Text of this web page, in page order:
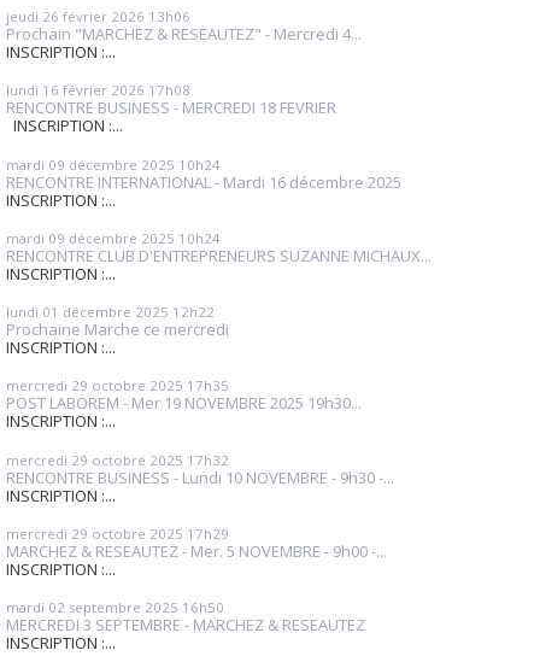
jeudi 26 février 2026 13h06
Prochain "MARCHEZ & RESEAUTEZ" - Mercredi 4...
INSCRIPTION :...
lundi 16 février 2026 17h08
RENCONTRE BUSINESS - MERCREDI 18 FEVRIER
INSCRIPTION :...
mardi 09 décembre 2025 10h24
RENCONTRE INTERNATIONAL - Mardi 16 décembre 2025
INSCRIPTION :...
mardi 09 décembre 2025 10h24
RENCONTRE CLUB D'ENTREPRENEURS SUZANNE MICHAUX...
INSCRIPTION :...
lundi 01 décembre 2025 12h22
Prochaine Marche ce mercredi
INSCRIPTION :...
mercredi 29 octobre 2025 17h35
POST LABOREM - Mer 19 NOVEMBRE 2025 19h30...
INSCRIPTION :...
mercredi 29 octobre 2025 17h32
RENCONTRE BUSINESS - Lundi 10 NOVEMBRE - 9h30 -...
INSCRIPTION :...
mercredi 29 octobre 2025 17h29
MARCHEZ & RESEAUTEZ - Mer. 5 NOVEMBRE - 9h00 -...
INSCRIPTION :...
mardi 02 septembre 2025 16h50
MERCREDI 3 SEPTEMBRE - MARCHEZ & RESEAUTEZ
INSCRIPTION :...